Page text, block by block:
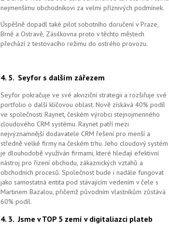
nejmenšímu obchodníkovi za velmi příznivých podmínek.
Úspěšně dopadl také pilot sobotního doručení v Praze,
Brně a Ostravě, Zásilkovna proto v těchto městech
přechází z testovacího režimu do ostrého provozu.
4. 5. Seyfor s dalším zářezem
Seyfor pokračuje ve své akviziční strategii a rozšiřuje své
portfolio o další klíčovou oblast. Nově získává 40% podíl
ve společnosti Raynet, českém výrobci stejnojmenného
cloudového CRM systému. Raynet patří mezi
nejvýznamnější dodavatele CRM řešení pro menší a
středně velké firmy na českém trhu. Jeho cloudový systém
je dlouhodobě využíván firmami, které hledají efektivní
nástroj pro řízení obchodu, zákaznických vztahů a
obchodních procesů. Společnost bude i nadále fungovat
jako samostatná entita pod stávajícím vedením v čele s
Martinem Bazalou, přičemž původním vlastníkům zůstává
60% podíl.
4. 3.Jsme v TOP 5 zemí v digitaliazci plateb